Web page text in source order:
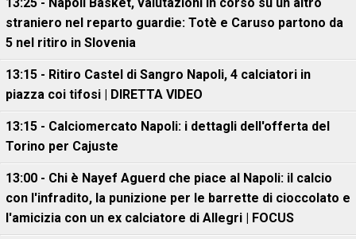
straniero nel reparto guardie: Totè e Caruso partono da
5 nel ritiro in Slovenia
13:15 - Ritiro Castel di Sangro Napoli, 4 calciatori in
piazza coi tifosi | DIRETTA VIDEO
13:15 - Calciomercato Napoli: i dettagli dell'offerta del
Torino per Cajuste
13:00 - Chi è Nayef Aguerd che piace al Napoli: il calcio
con l'infradito, la punizione per le barrette di cioccolato e
l'amicizia con un ex calciatore di Allegri | FOCUS